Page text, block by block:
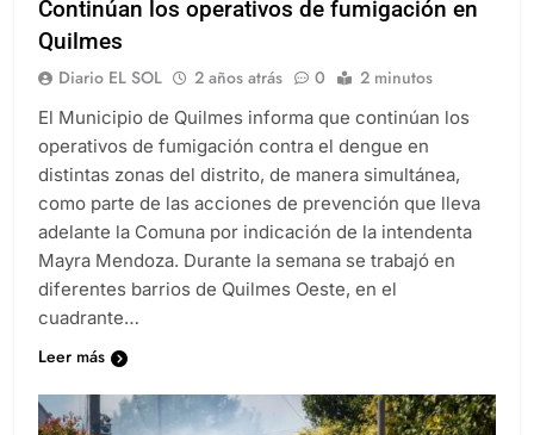
Continúan los operativos de fumigación en
Quilmes
Diario EL SOL 2 años atrás 0 2 minutos
El Municipio de Quilmes informa que continúan los
operativos de fumigación contra el dengue en
distintas zonas del distrito, de manera simultánea,
como parte de las acciones de prevención que lleva
adelante la Comuna por indicación de la intendenta
Mayra Mendoza. Durante la semana se trabajó en
diferentes barrios de Quilmes Oeste, en el
cuadrante…
Leer más